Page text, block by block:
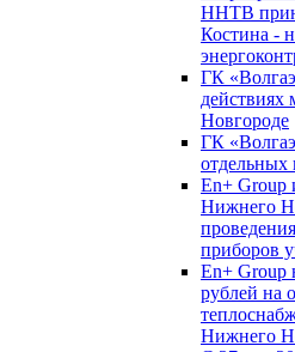
ННТВ
Костина -
ГК
Новгороде
ГК
отдельных
En+ Group
Нижнего
приборов
En+ Group
рублей на
Нижнего